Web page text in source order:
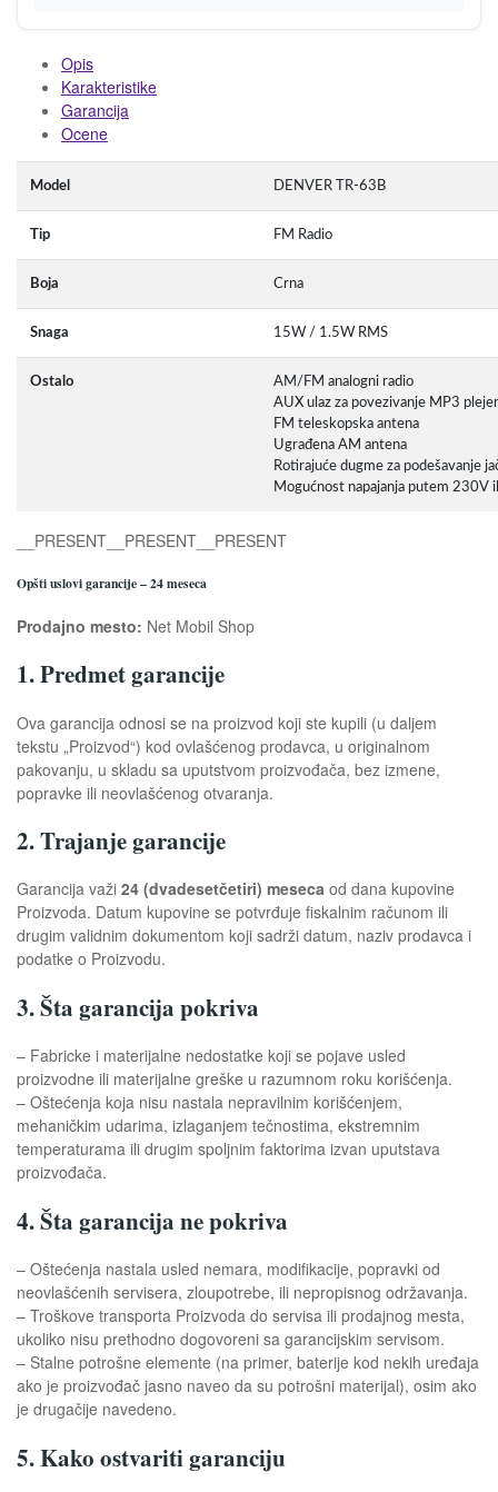
Opis
Karakteristike
Garancija
Ocene
Model DENVER TR-63B
Tip FM Radio
Boja Crna
Snaga 15W / 1.5W RMS
Ostalo
AM/FM analogni radio
AUX ulaz za povezivanje MP3
FM teleskopska antena
Ugrađena AM antena
Rotirajuće dugme za podešavanje
Mogućnost napajanja putem 230V
__PRESENT __PRESENT __PRESENT
Opšti uslovi garancije – 24 meseca
Prodajno mesto: Net Mobil Shop
1. Predmet garancije
Ova garancija odnosi se na proizvod koji ste kupili (u daljem
tekstu „Proizvod“) kod ovlašćenog prodavca, u originalnom
pakovanju, u skladu sa uputstvom proizvođača, bez izmene,
popravke ili neovlašćenog otvaranja.
2. Trajanje garancije
Garancija važi 24 (dvadesetčetiri) meseca od dana kupovine
Proizvoda. Datum kupovine se potvrđuje fiskalnim računom ili
drugim validnim dokumentom koji sadrži datum, naziv prodavca i
podatke o Proizvodu.
3. Šta garancija pokriva
– Fabricke i materijalne nedostatke koji se pojave usled
proizvodne ili materijalne greške u razumnom roku korišćenja.
– Oštećenja koja nisu nastala nepravilnim korišćenjem,
mehaničkim udarima, izlaganjem tečnostima, ekstremnim
temperaturama ili drugim spoljnim faktorima izvan uputstava
proizvođača.
4. Šta garancija ne pokriva
– Oštećenja nastala usled nemara, modifikacije, popravki od
neovlašćenih servisera, zloupotrebe, ili nepropisnog održavanja.
– Troškove transporta Proizvoda do servisa ili prodajnog mesta,
ukoliko nisu prethodno dogovoreni sa garancijskim servisom.
– Stalne potrošne elemente (na primer, baterije kod nekih uređaja
ako je proizvođač jasno naveo da su potrošni materijal), osim ako
je drugačije navedeno.
5. Kako ostvariti garanciju